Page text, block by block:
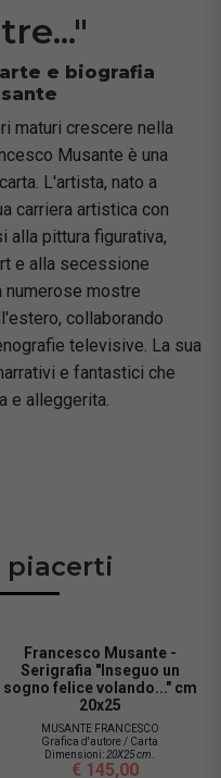
e biografia
maturi crescere nella
Musante è una
L'artista, nato a
carriera artistica con
alla pittura figurativa,
e alla secessione
numerose mostre
collaborando
televisive. La sua
e fantastici che
e alleggerita.
piacerti
Francesco Musante -
Serigrafia "Inseguo un
sogno felice volando..." cm
20x25
MUSANTE FRANCESCO
Grafica d'autore / Carta
Dimensioni: 20X25 cm.
€ 145,00